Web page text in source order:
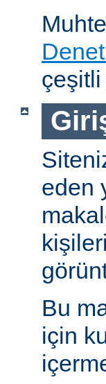
çeşitli
eden
Bu
için